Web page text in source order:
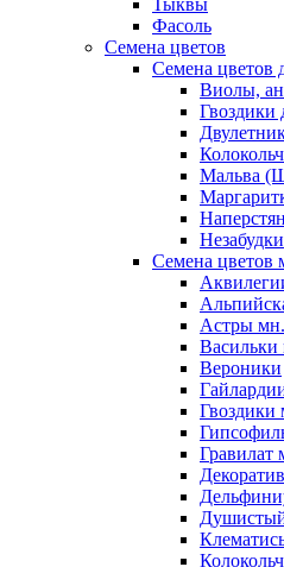
Тыквы
Фасоль
Семена цветов
Семена цветов
Виолы,
Гвоздики
Мальва
Незабудки
Семена цветов
Астры мн.
Васильки
Вероники
Гвоздики
Гравилат